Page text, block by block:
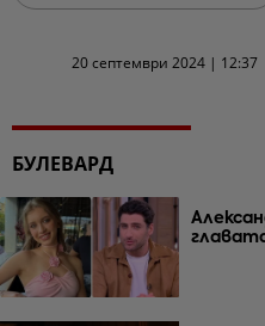
20 септември 2024 | 12:37
БУЛЕВАРД